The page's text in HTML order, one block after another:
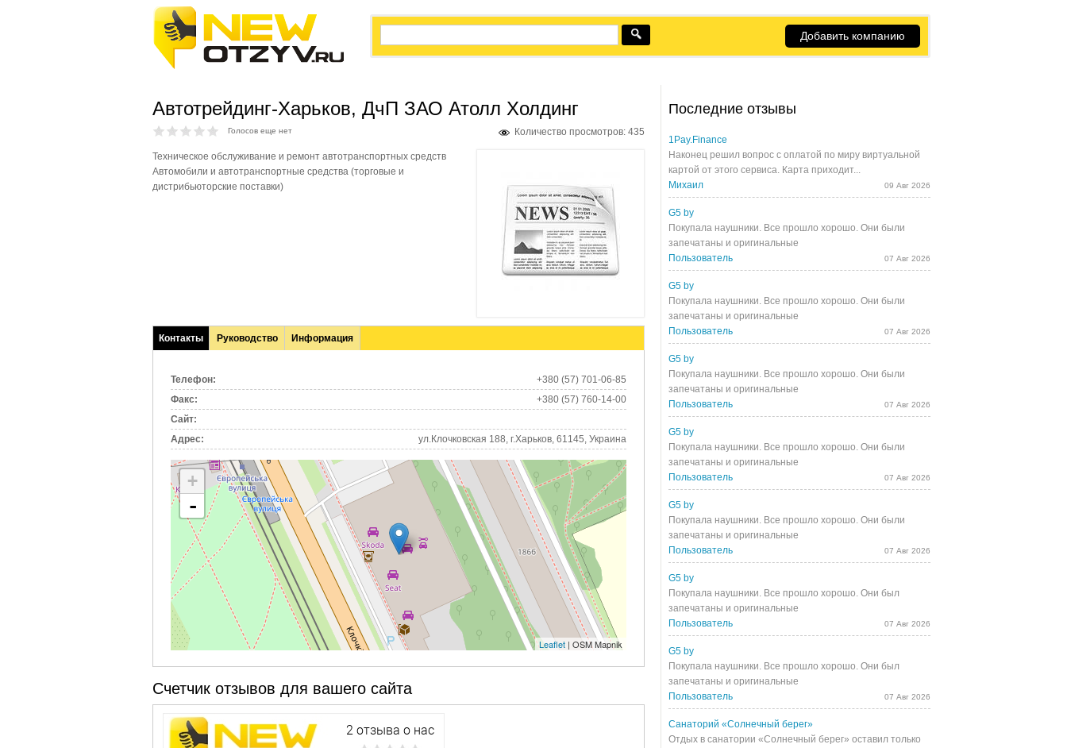
Добавить компанию
Автотрейдинг-Харьков, ДчП ЗАО Атолл Холдинг
Количество просмотров: 435
Голосов еще нет
Техническое обслуживание и ремонт автотранспортных средств
Автомобили и автотранспортные средства (торговые и
дистрибьюторские поставки)
Контакты
(активная
Руководство Информация
Телефон:
+380 (57) 701-06-85
Факс:
+380 (57) 760-14-00
Сайт:
Адрес:
ул.Клочковская 188, г.Харьков, 61145, Украина
+
-
Leaflet | OSM Mapnik
Счетчик отзывов для вашего сайта
Последние отзывы
1Pay.Finance
Наконец решил вопрос с оплатой по миру виртуальной
картой от этого сервиса. Карта приходит...
Михаил
09 Авг 2026
G5 by
Покупала наушники. Все прошло хорошо. Они были
запечатаны и оригинальные
Пользователь
07 Авг 2026
G5 by
Покупала наушники. Все прошло хорошо. Они были
запечатаны и оригинальные
Пользователь
07 Авг 2026
G5 by
Покупала наушники. Все прошло хорошо. Они были
запечатаны и оригинальные
Пользователь
07 Авг 2026
G5 by
Покупала наушники. Все прошло хорошо. Они были
запечатаны и оригинальные
Пользователь
07 Авг 2026
G5 by
Покупала наушники. Все прошло хорошо. Они были
запечатаны и оригинальные
Пользователь
07 Авг 2026
G5 by
Покупала наушники. Все прошло хорошо. Они был
запечатаны и оригинальные
Пользователь
07 Авг 2026
G5 by
Покупала наушники. Все прошло хорошо. Они был
запечатаны и оригинальные
Пользователь
07 Авг 2026
Санаторий «Солнечный берег»
Отдых в санатории «Солнечный берег» оставил только